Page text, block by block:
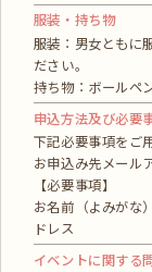
服装・持ち物
服装：男女ともに
ださい。
持ち物：ボールペ
申込方法及び必要
下記必要事項をご
お申込み先メール
【必要事項】
お名前（よみがな
ドレス
イベントに関する